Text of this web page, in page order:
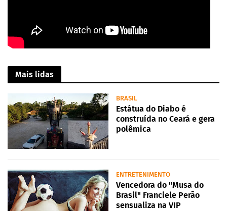
Mais lidas
BRASIL
Estátua do Diabo é
construída no Ceará e gera
polêmica
ENTRETENIMENTO
Vencedora do "Musa do
Brasil" Franciele Perão
sensualiza na VIP